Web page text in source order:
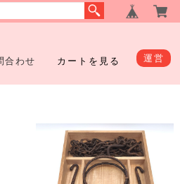
合わせ カートを見る 運営